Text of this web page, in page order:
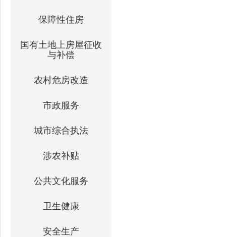
保障性住房
国有土地上房屋征收
与补偿
农村危房改造
市政服务
城市综合执法
涉农补贴
公共文化服务
卫生健康
安全生产